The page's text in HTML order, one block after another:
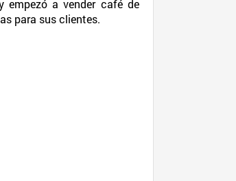
empezó a vender café de
para sus clientes.